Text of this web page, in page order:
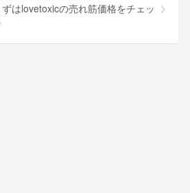
ずはlovetoxicの売れ筋価格をチェッ